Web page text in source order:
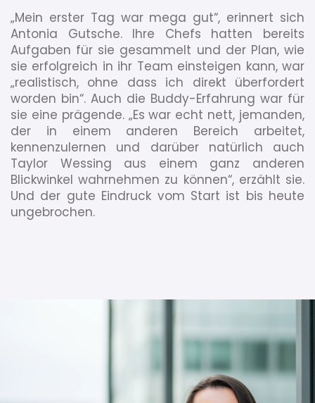
„Mein erster Tag war mega gut“, erinnert sich
Antonia Gutsche. Ihre Chefs hatten bereits
Aufgaben für sie gesammelt und der Plan, wie
sie erfolgreich in ihr Team einsteigen kann, war
„realistisch, ohne dass ich direkt überfordert
worden bin“. Auch die Buddy-Erfahrung war für
sie eine prägende. „Es war echt nett, jemanden,
der in einem anderen Bereich arbeitet,
kennenzulernen und darüber natürlich auch
Taylor Wessing aus einem ganz anderen
Blickwinkel wahrnehmen zu können“, erzählt sie.
Und der gute Eindruck vom Start ist bis heute
ungebrochen.